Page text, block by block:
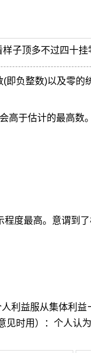
样子顶多不过四十挂
即负整数)以及零
高于估计的最高数
程度最高。意谓到
利益服从集体利
时用）：个人认